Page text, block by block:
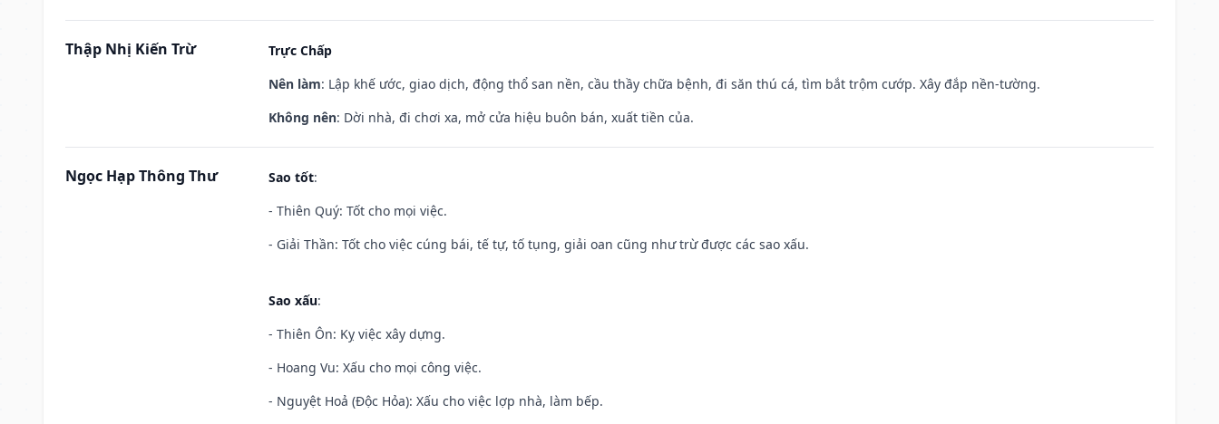
Thập Nhị Kiến Trừ
Trực Chấp
Nên làm: Lập khế ước, giao dịch, động thổ san nền, cầu thầy chữa bệnh, đi săn thú cá, tìm bắt trộm cướp. Xây đắp nền-tường.
Không nên: Dời nhà, đi chơi xa, mở cửa hiệu buôn bán, xuất tiền của.
Ngọc Hạp Thông Thư Sao tốt:
- Thiên Quý: Tốt cho mọi việc.
- Giải Thần: Tốt cho việc cúng bái, tế tự, tố tụng, giải oan cũng như trừ được các sao xấu.
Sao xấu:
- Thiên Ôn: Kỵ việc xây dựng.
- Hoang Vu: Xấu cho mọi công việc.
- Nguyệt Hoả (Độc Hỏa): Xấu cho việc lợp nhà, làm bếp.